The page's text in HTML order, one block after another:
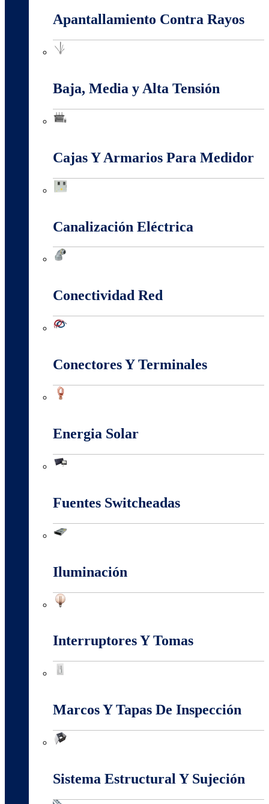
Apantallamiento Contra Rayos
Baja, Media y Alta Tensión
Cajas Y Armarios Para Medidor
Canalización Eléctrica
Conectividad Red
Conectores Y Terminales
Energia Solar
Fuentes Switcheadas
Iluminación
Interruptores Y Tomas
Marcos Y Tapas De Inspección
Sistema Estructural Y Sujeción